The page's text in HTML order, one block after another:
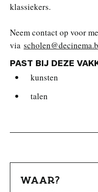
klassiekers.
Neem contact op voor
via
PAST BIJ DEZE
kunsten
talen
WAAR?